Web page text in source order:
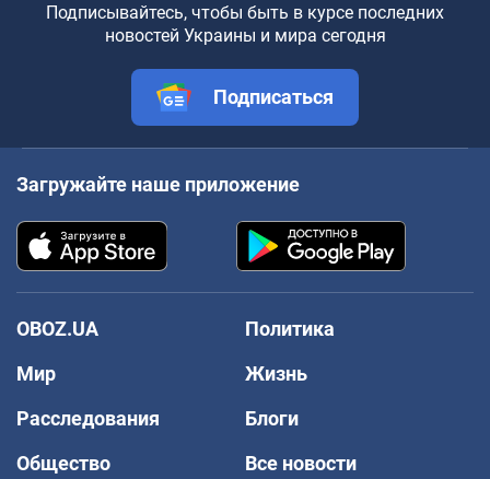
Подписывайтесь, чтобы быть в курсе последних
новостей Украины и мира сегодня
Подписаться
Загружайте наше приложение
OBOZ.UA
Политика
Мир
Жизнь
Расследования
Блоги
Общество
Все новости